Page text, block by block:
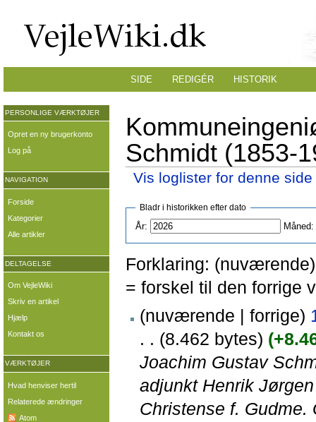
Schmidt (1853-
Vis loglister for denne side
Bladr i historikken efter dato
År:
Måned:
Forklaring:
= forskel til den forrige
(nuværende | forrige)
. . (8.462 bytes)
Joachim Gustav
adjunkt Henrik
Christense f. Gudme.
SIDE REDIGÉR HISTORIK
PERSONLIGE VÆRKTØJER
Opret en ny brugerkonto
Log på
NAVIGATION
Forside
Kategorier
Alle artikler
DELTAGELSE
Om VejleWiki
Skriv en artikel
Hjælp
Kontakt os
VÆRKTØJER
Hvad henviser hertil
Relaterede ændringer
Atom